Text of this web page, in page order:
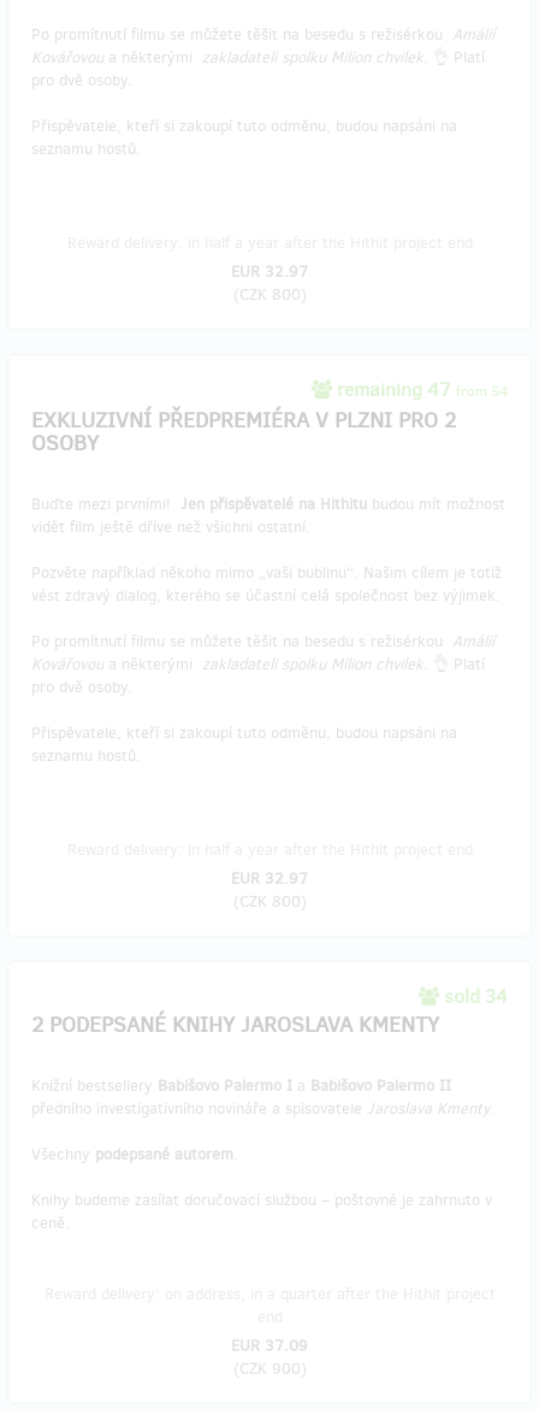
Po promítnutí filmu se můžete těšit na besedu s režisérkou Amálií
Kovářovou a některými zakladateli spolku Milion chvilek. 👌 Platí
pro dvě osoby.
Přispěvatele, kteří si zakoupí tuto odměnu, budou napsáni na
seznamu hostů.
EUR 32.97
(CZK 800)
remaining 47 from 54
EXKLUZIVNÍ PŘEDPREMIÉRA V PLZNI PRO 2
OSOBY
Buďte mezi prvními! Jen přispěvatelé na Hithitu budou mít možnost
vidět film ještě dříve než všichni ostatní.
Pozvěte například někoho mimo „vaši bublinu“. Našim cílem je totiž
vést zdravý dialog, kterého se účastní celá společnost bez výjimek.
Po promítnutí filmu se můžete těšit na besedu s režisérkou Amálií
Kovářovou a některými zakladateli spolku Milion chvilek. 👌 Platí
pro dvě osoby.
Přispěvatele, kteří si zakoupí tuto odměnu, budou napsáni na
seznamu hostů.
EUR 32.97
(CZK 800)
sold 34
2 PODEPSANÉ KNIHY JAROSLAVA KMENTY
Knižní bestsellery Babišovo Palermo I a Babišovo Palermo II
předního investigativního novináře a spisovatele Jaroslava Kmenty.
Všechny podepsané autorem.
Knihy budeme zasílat doručovací službou – poštovné je zahrnuto v
ceně.
EUR 37.09
(CZK 900)